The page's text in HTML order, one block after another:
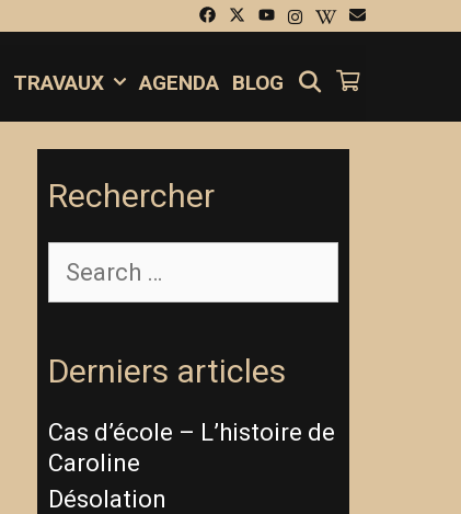
TRAVAUX AGENDA BLOG SEARCH
Rechercher
Derniers articles
Cas d’école – L’histoire de
Caroline
Désolation